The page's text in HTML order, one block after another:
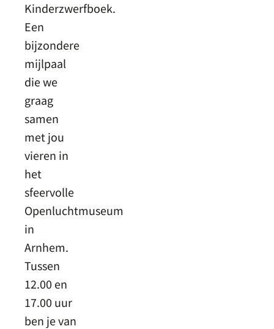
Kinderzwerfboek.
Een
bijzondere
mijlpaal
die we
graag
samen
met jou
vieren in
het
sfeervolle
Openluchtmuseum
in
Arnhem.
Tussen
12.00 en
17.00 uur
ben je van